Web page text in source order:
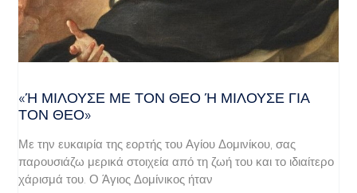
«Ή ΜΙΛΟΎΣΕ ΜΕ ΤΟΝ ΘΕΌ Ή ΜΙΛΟΎΣΕ ΓΙΑ ΤΟ
Ν ΘΕΌ»
Με την ευκαιρία της εορτής του Αγίου Δομινίκου, σας
παρουσιάζω μερικά στοιχεία από τη ζωή του και το ιδιαίτερο
χάρισμά του. Ο Άγιος Δομίνικος ήταν